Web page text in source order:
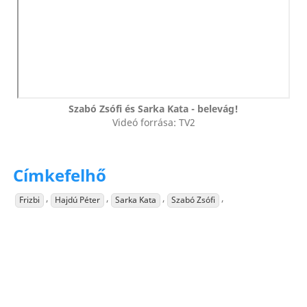
Szabó Zsófi és Sarka Kata - belevág!
Videó forrása: TV2
Címkefelhő
Frizbi , Hajdú Péter , Sarka Kata , Szabó Zsófi ,